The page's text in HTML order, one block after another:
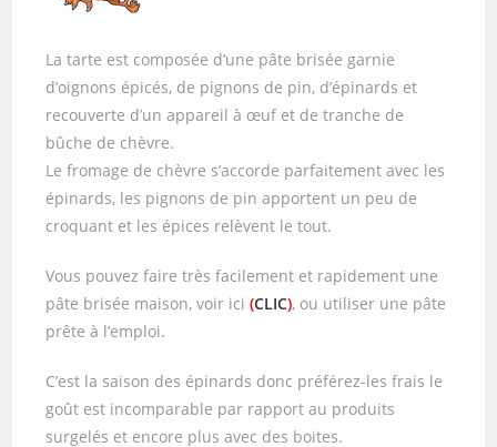
La tarte est composée d’une pâte brisée garnie
d’oignons épicés, de pignons de pin, d’épinards et
recouverte d’un appareil à œuf et de tranche de
bûche de chèvre.
Le fromage de chèvre s’accorde parfaitement avec les
épinards, les pignons de pin apportent un peu de
croquant et les épices relèvent le tout.
Vous pouvez faire très facilement et rapidement une
pâte brisée maison, voir ici (CLIC), ou utiliser une pâte
prête à l’emploi.
C’est la saison des épinards donc préférez-les frais le
goût est incomparable par rapport au produits
surgelés et encore plus avec des boites.